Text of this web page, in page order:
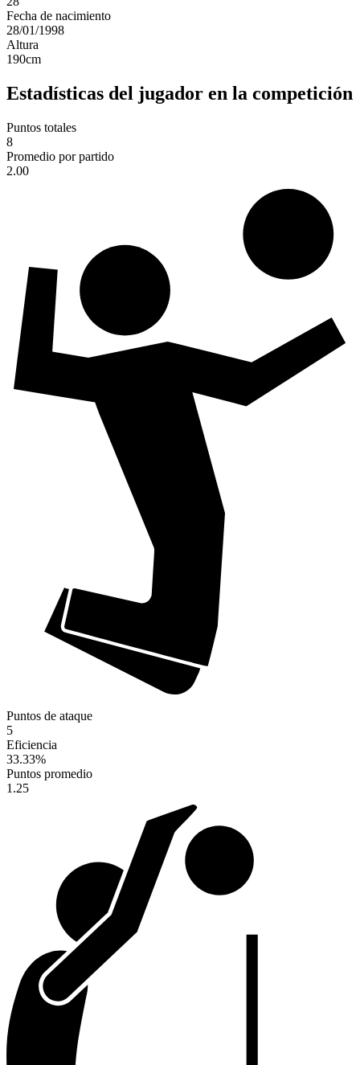
Fecha de nacimiento
28/01/1998
Altura
190cm
Estadísticas del jugador en la competición
Puntos totales
8
Promedio por partido
2.00
Puntos de ataque
5
Eficiencia
33.33%
Puntos promedio
1.25